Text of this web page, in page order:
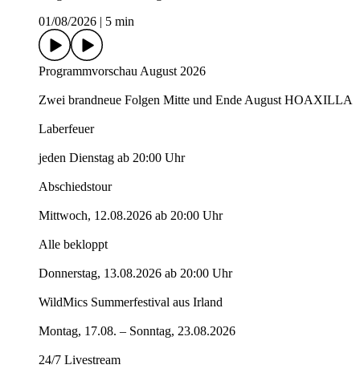
01/08/2026
5 min
Programmvorschau August 2026
Zwei brandneue Folgen Mitte und Ende August HOAXILLA
Laberfeuer
jeden Dienstag ab 20:00 Uhr
Abschiedstour
Mittwoch, 12.08.2026 ab 20:00 Uhr
Alle bekloppt
Donnerstag, 13.08.2026 ab 20:00 Uhr
WildMics Summerfestival aus Irland
Montag, 17.08. – Sonntag, 23.08.2026
24/7 Livestream